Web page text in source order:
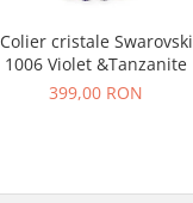
Colier cristale Swarovski
1006 Violet &Tanzanite
399,00 RON